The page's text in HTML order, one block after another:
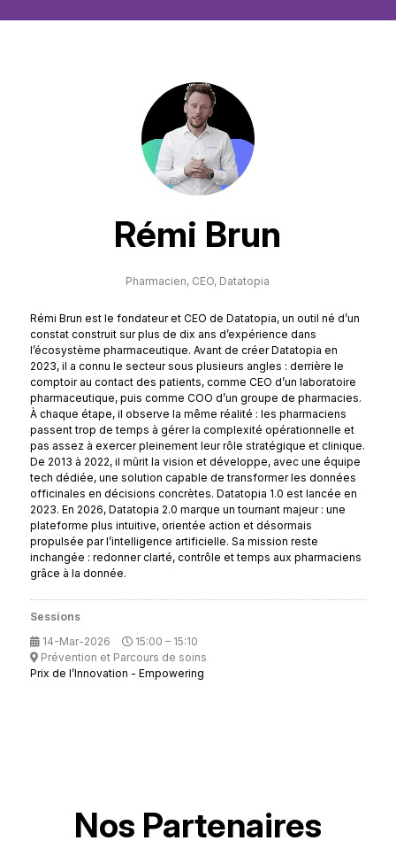
Rémi Brun
Pharmacien, CEO, Datatopia
Rémi Brun est le fondateur et CEO de Datatopia, un outil né d’un
constat construit sur plus de dix ans d’expérience dans
l’écosystème pharmaceutique. Avant de créer Datatopia en
2023, il a connu le secteur sous plusieurs angles : derrière le
comptoir au contact des patients, comme CEO d’un laboratoire
pharmaceutique, puis comme COO d’un groupe de pharmacies.
À chaque étape, il observe la même réalité : les pharmaciens
passent trop de temps à gérer la complexité opérationnelle et
pas assez à exercer pleinement leur rôle stratégique et clinique.
De 2013 à 2022, il mûrit la vision et développe, avec une équipe
tech dédiée, une solution capable de transformer les données
officinales en décisions concrètes. Datatopia 1.0 est lancée en
2023. En 2026, Datatopia 2.0 marque un tournant majeur : une
plateforme plus intuitive, orientée action et désormais
propulsée par l’intelligence artificielle. Sa mission reste
inchangée : redonner clarté, contrôle et temps aux pharmaciens
grâce à la donnée.
Sessions
14-Mar-2026
15:00 – 15:10
Prévention et Parcours de soins
Prix de l’Innovation - Empowering
Nos Partenaires